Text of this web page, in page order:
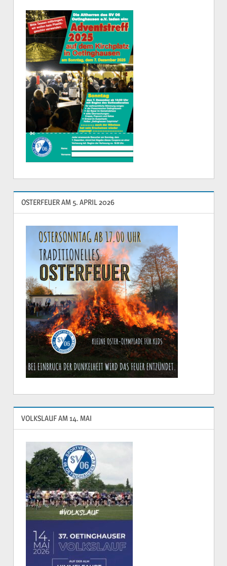
OSTERFEUER AM 5. APRIL 2026
VOLKSLAUF AM 14. MAI